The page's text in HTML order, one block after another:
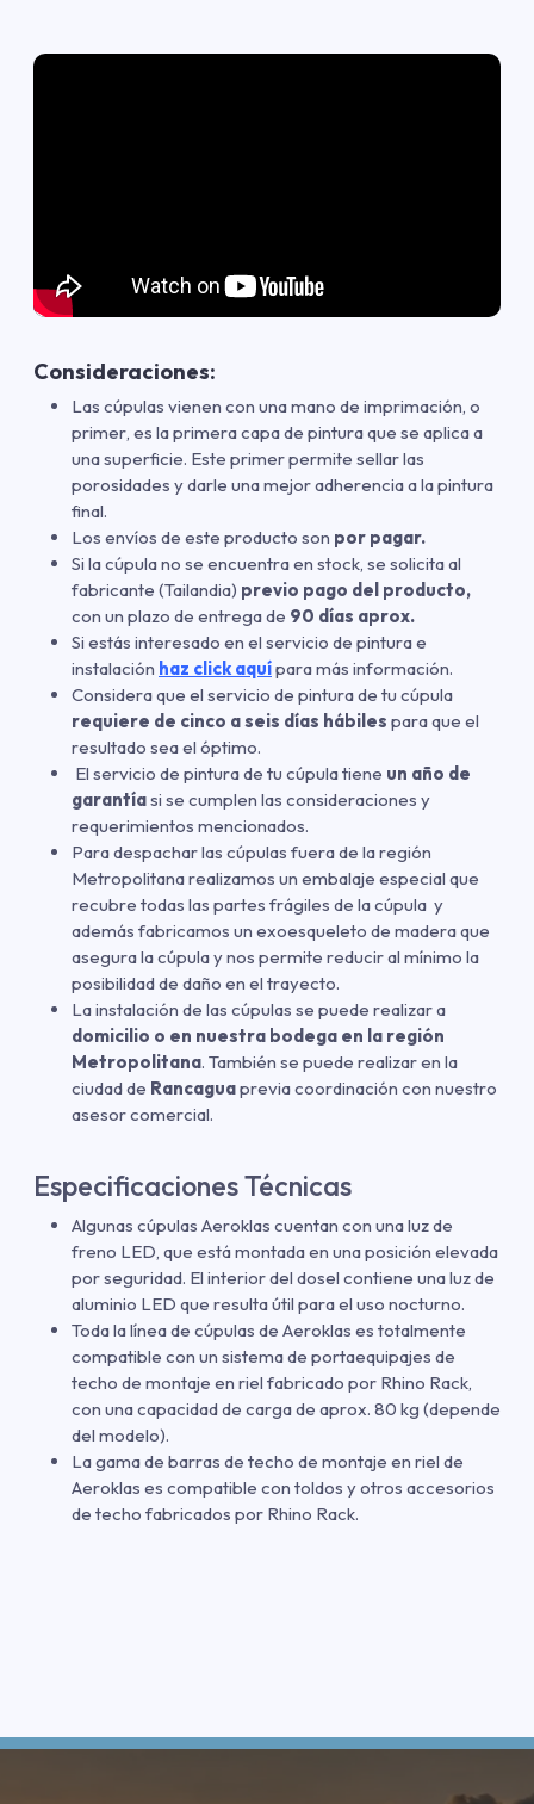
Consideraciones:
Las cúpulas vienen con una mano de imprimación o
primer es la primera capa de pintura que se aplica a
una superficie. Este primer permite sellar las
porosidades y darle una mejor adherencia a la pintura
final.
Los envíos de este producto son por pagar.
Si la cúpula no se encuentra en stock, se solicita al
fabricante (Tailandia) previo pago del producto,
con un plazo de entrega de 90 días aprox.
Si estás interesado en el servicio de pintura e
instalación haz click aquípara más información.
Considera que el servicio de pintura de tu cúpula
requiere de cinco a seis días hábiles para que el
resultado sea el óptimo.
El servicio de pintura de tu cúpula tiene un año de
garantíasi se cumplen las consideraciones y
requerimientos mencionados.
Para despachar las cúpulas fuera de la región
Metropolitana realizamos un embalaje especial que
recubre todas las partes frágiles de la cúpula y
además fabricamos un exoesqueleto de madera que
asegura la cúpula y nos permite reducir al mínimo la
posibilidad de daño en el trayecto.
La instalación de las cúpulas se puede realizar a
domicilio o en nuestra bodega en la región
Metropolitana. También se puede realizar en la
ciudad de Rancaguaprevia coordinación con nuestro
asesor comercial.
Especificaciones Técnicas
Algunas cúpulas Aeroklas cuentan con una luz de
freno LED, que está montada en una posición elevada
por seguridad. El interior del dosel contiene una luz de
aluminio LED que resulta útil para el uso nocturno.
Toda la línea de cúpulas de Aeroklas es totalmente
compatible con un sistema de portaequipajes de
techo de montaje en riel fabricado por Rhino Rack,
con una capacidad de carga de aprox. 80 kg (depende
del modelo).
La gama de barras de techo de montaje en riel de
Aeroklas es compatible con toldos y otros accesorios
de techo fabricados por Rhino Rack.